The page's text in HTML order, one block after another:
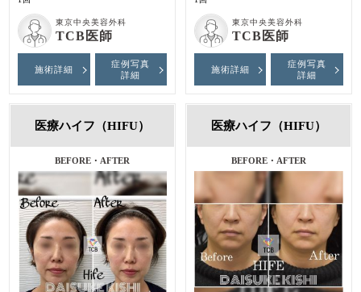
東京中央美容外科
TCB医師
施術詳細
症例写真
詳細
東京中央美容外科
TCB医師
施術詳細
症例写真
詳細
医療ハイフ（HIFU）
BEFORE・AFTER
医療ハイフ（HIFU）
BEFORE・AFTER